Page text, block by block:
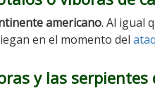
americano. Al igual
en el momento del
y las serpientes